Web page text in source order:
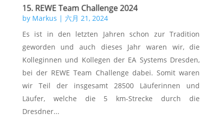
15. REWE Team Challenge 2024
by Markus | 六月 21, 2024
Es ist in den letzten Jahren schon zur Tradition
geworden und auch dieses Jahr waren wir, die
Kolleginnen und Kollegen der EA Systems Dresden,
bei der REWE Team Challenge dabei. Somit waren
wir Teil der insgesamt 28500 Läuferinnen und
Läufer, welche die 5 km-Strecke durch die
Dresdner...